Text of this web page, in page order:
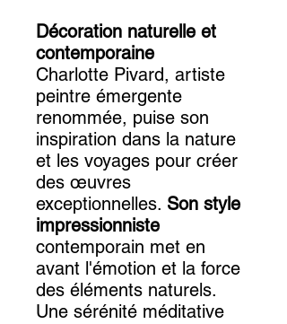
Décoration naturelle et
contemporaine
Charlotte Pivard, artiste
peintre émergente
renommée, puise son
inspiration dans la nature
et les voyages pour créer
des œuvres
exceptionnelles. Son style
impressionniste
contemporain met en
avant l'émotion et la force
des éléments naturels.
Une sérénité méditative